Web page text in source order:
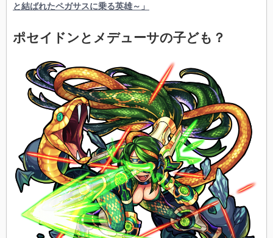
と結ばれたペガサスに乗る英雄～」
ポセイドンとメデューサの子ども？